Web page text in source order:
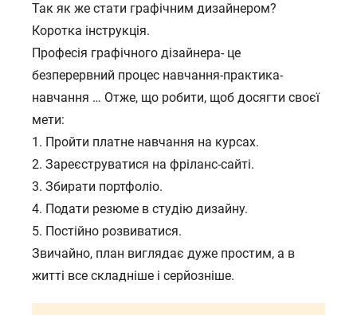
Так як же стати графічним дизайнером?
Коротка інструкція.
Професія графічного дізайнера- це
безперервний процес навчання-практика-
навчання … Отже, що робити, щоб досягти своєї
мети:
1. Пройти платне навчання на курсах.
2. Зареєструватися на фріланс-сайті.
3. Збирати портфоліо.
4. Подати резюме в студію дизайну.
5. Постійно розвиватися.
Звичайно, план виглядає дуже простим, а в
житті все складніше і серйозніше.